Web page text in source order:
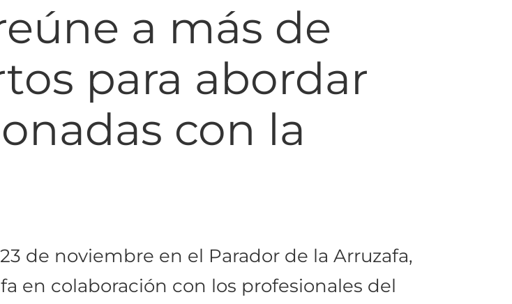
a más de
para abordar
con la
de noviembre en el Parador de la Arruzafa,
en colaboración con los profesionales del